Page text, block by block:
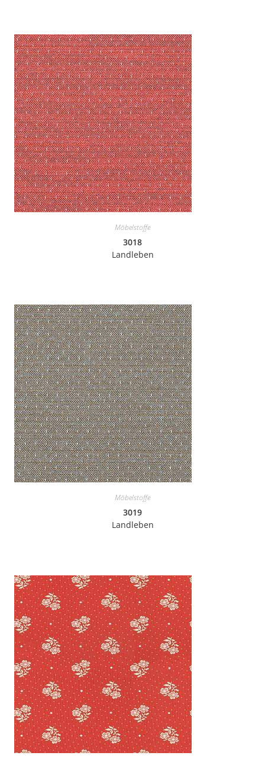
Möbelstoffe
3018
Landleben
Möbelstoffe
3019
Landleben